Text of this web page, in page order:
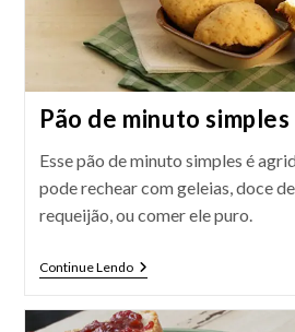
Pão de minuto simples
Esse pão de minuto simples é
pode rechear com geleias, doce
requeijão, ou comer ele puro.
Continue LendoPão
De
Simples